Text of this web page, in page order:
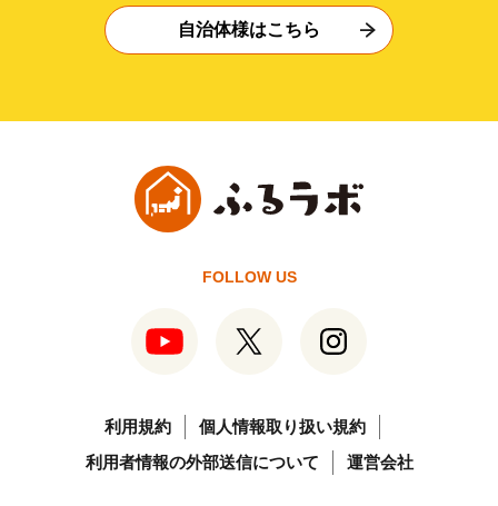
自治体様はこちら
FOLLOW US
利用規約
個人情報取り扱い規約
利用者情報の外部送信について
運営会社